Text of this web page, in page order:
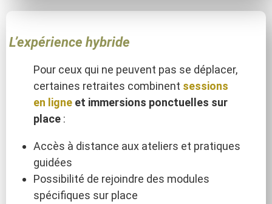
L’expérience hybride
Pour ceux qui ne peuvent pas se déplacer,
certaines retraites combinent sessions
en ligne et immersions ponctuelles sur
place :
Accès à distance aux ateliers et pratiques
guidées
Possibilité de rejoindre des modules
spécifiques sur place